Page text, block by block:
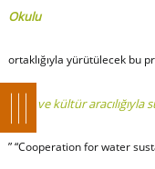
Okulu
ortaklığıyla yürütülecek bu
Bilim ve kültür
” “Cooperation for water